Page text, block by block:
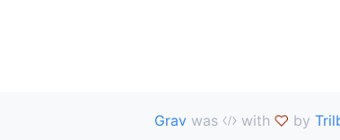
Grav was with by